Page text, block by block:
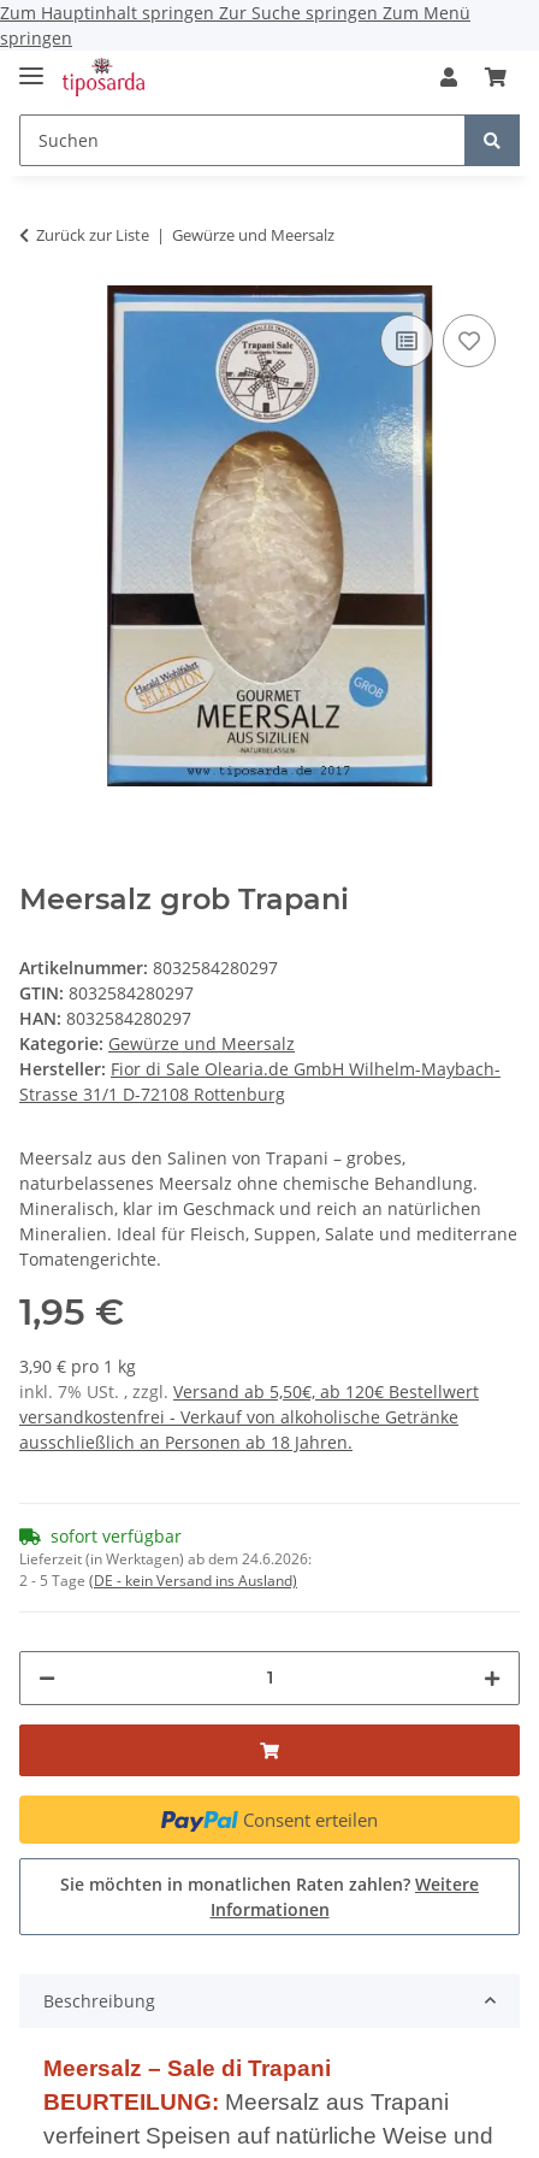
Zum Hauptinhalt springen Zur Suche springen Zum Menü
springen
Zurück zur Liste Gewürze und Meersalz
Meersalz grob Trapani
Artikelnummer: 8032584280297
GTIN: 8032584280297
HAN: 8032584280297
Kategorie: Gewürze und Meersalz
Hersteller: Fior di Sale Olearia.de GmbH Wilhelm-Maybach-
Strasse 31/1 D-72108 Rottenburg
Meersalz aus den Salinen von Trapani – grobes,
naturbelassenes Meersalz ohne chemische Behandlung.
Mineralisch, klar im Geschmack und reich an natürlichen
Mineralien. Ideal für Fleisch, Suppen, Salate und mediterrane
Tomatengerichte.
1,95 €
3,90 € pro 1 kg
inkl. 7% USt. , zzgl. Versand ab 5,50€, ab 120€ Bestellwert
versandkostenfrei - Verkauf von alkoholische Getränke
ausschließlich an Personen ab 18 Jahren.
sofort verfügbar
Lieferzeit (in Werktagen) ab dem 24.6.2026:
2 - 5 Tage (DE - kein Versand ins Ausland)
Consent erteilen
Sie möchten in monatlichen Raten zahlen? Weitere
Informationen
Beschreibung
Meersalz – Sale di Trapani
BEURTEILUNG: Meersalz aus Trapani
verfeinert Speisen auf natürliche Weise und